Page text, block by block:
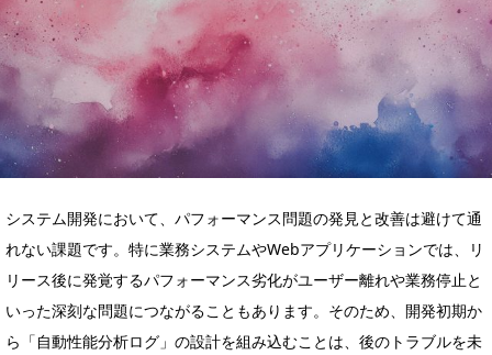
システム開発において、パフォーマンス問題の発見と改善は避けて通
れない課題です。特に業務システムやWebアプリケーションでは、リ
リース後に発覚するパフォーマンス劣化がユーザー離れや業務停止と
いった深刻な問題につながることもあります。そのため、開発初期か
ら「自動性能分析ログ」の設計を組み込むことは、後のトラブルを未